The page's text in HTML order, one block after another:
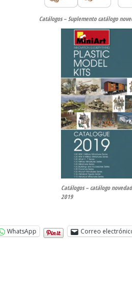
Catálogos – Suplemento catálogo
Catálogos – catálogo
2019
WhatsApp Correo